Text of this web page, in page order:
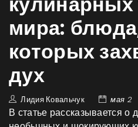
мира:
которых
дух
Лидия Ковальчук мая 2
В статье рассказывается о